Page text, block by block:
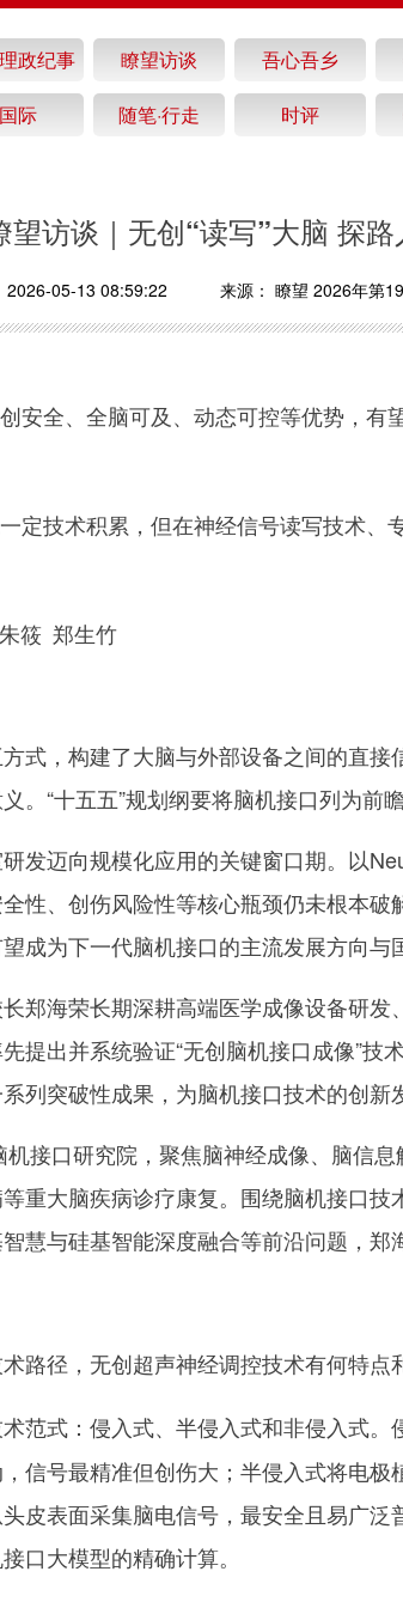
政纪事 瞭望访谈 吾心吾乡
国际 随笔·行走 时评
望访谈｜无创“读写”大脑 探
2026-05-13 08:59:22 来源： 瞭望 2026年第
安全、全脑可及、动态可控等优势，有
定技术积累，但在神经信号读写技术、
筱 郑生竹
，构建了大脑与外部设备之间的直接
。“十五五”规划纲要将脑机接口列为前
迈向规模化应用的关键窗口期。以
性、创伤风险性等核心瓶颈仍未根本
成为下一代脑机接口的主流发展方向与
海荣长期深耕高端医学成像设备研发
提出并系统验证“无创脑机接口成像”
列突破性成果，为脑机接口技术的创新
口研究院，聚焦脑神经成像、脑信息
重大脑疾病诊疗康复。围绕脑机接口技
慧与硅基智能深度融合等前沿问题，郑
路径，无创超声神经调控技术有何特点
范式：侵入式、半侵入式和非侵入式
信号最精准但创伤大；半侵入式将电
皮表面采集脑电信号，最安全且易广
口大模型的精确计算。